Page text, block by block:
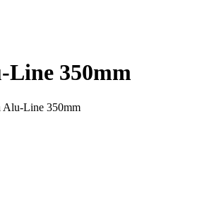
Line 350mm
Alu-Line 350mm